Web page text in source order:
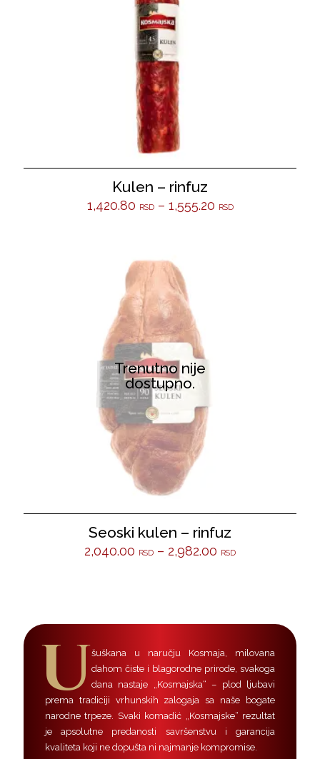
Kulen – rinfuz
1,420.80 RSD– 1,555.20 RSD
Trenutno nije
dostupno.
Seoski kulen – rinfuz
2,040.00 RSD – 2,982.00 RSD
Ušuškana u naručju Kosmaja, milovana
dahom čiste i blagorodne prirode, svakoga
dana nastaje „Kosmajska“ – plod ljubavi
prema tradiciji vrhunskih zalogaja sa naše bogate
narodne trpeze. Svaki komadić „Kosmajske“ rezultat
je apsolutne predanosti savršenstvu i garancija
kvaliteta koji ne dopušta ni najmanje kompromise.